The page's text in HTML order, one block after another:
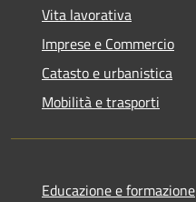
Vita lavorativa
Imprese e Commercio
Catasto e urbanistica
Mobilità e trasporti
Educazione e formazione